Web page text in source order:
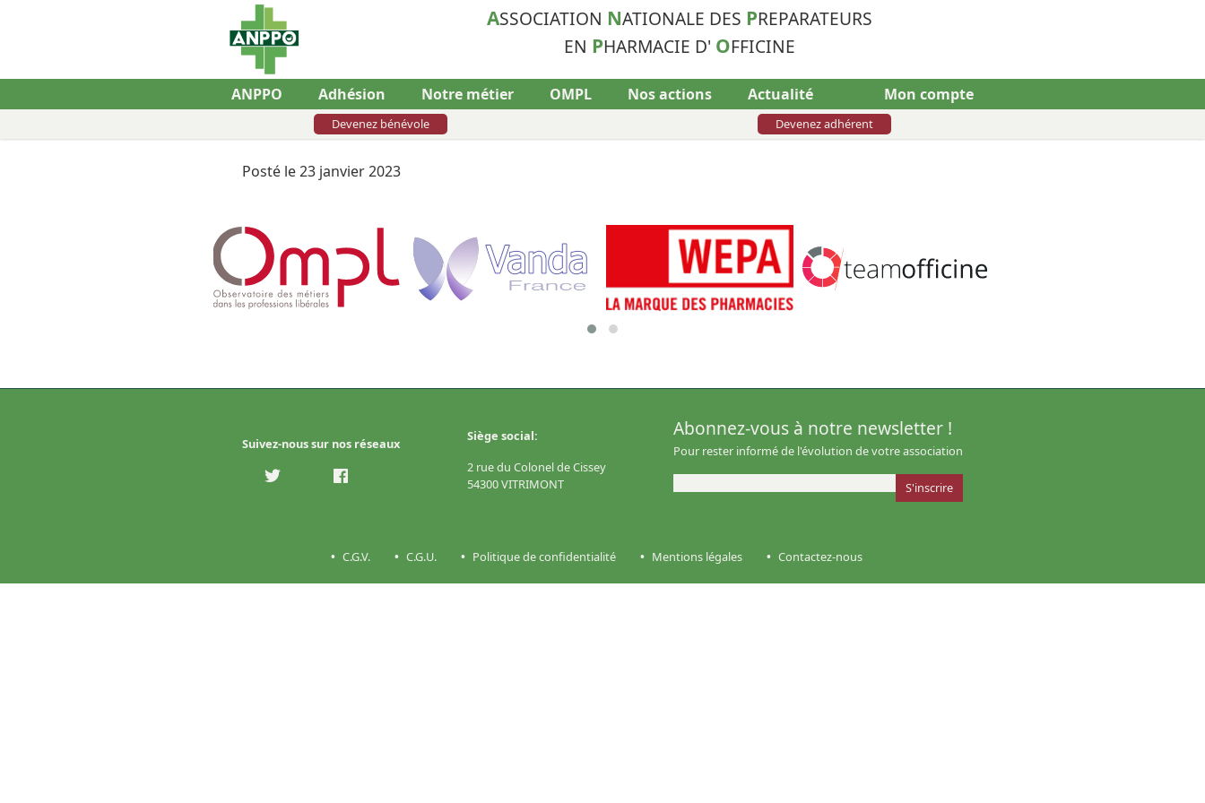
ASSOCIATION NATIONALE DES PREPARATEURS
EN PHARMACIE D' OFFICINE
ANPPO Adhésion Notre métier OMPL Nos actions Actualité Mon compte
Devenez bénévole Devenez adhérent
Posté le 23 janvier 2023
Suivez-nous sur nos réseaux
Siège social:
2 rue du Colonel de Cissey
54300 VITRIMONT
Abonnez-vous à notre newsletter !
Pour rester informé de l'évolution de votre association
C.G.V. C.G.U. Politique de confidentialité Mentions légales Contactez-nous